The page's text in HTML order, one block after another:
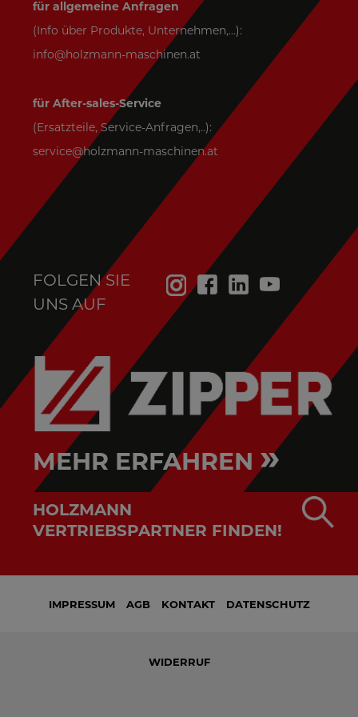
für allgemeine Anfragen
(Info über Produkte, Unternehmen,...):
info@holzmann-maschinen.at
für After-sales-Service
(Ersatzteile, Service-Anfragen,..):
service@holzmann-maschinen.at
FOLGEN SIE
UNS AUF
MEHR ERFAHREN »
HOLZMANN
VERTRIEBSPARTNER FINDEN!
IMPRESSUM AGB KONTAKT DATENSCHUTZ
WIDERRUF